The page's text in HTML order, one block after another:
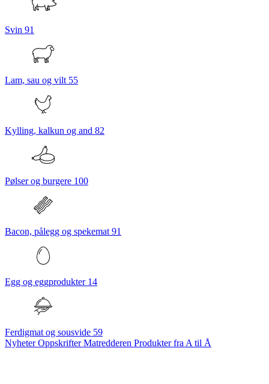
Svin 91
Lam, sau og vilt 55
Kylling, kalkun og and 82
Pølser og burgere 100
Bacon, pålegg og spekemat 91
Egg og eggprodukter 14
Ferdigmat og sousvide 59
NyheterOppskrifterMatredderen Produkter fra A til Å